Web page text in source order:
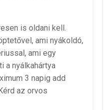
is oldani kell.
ami nyákoldó,
ami egy
a nyálkahártya
3 napig add
az orvos